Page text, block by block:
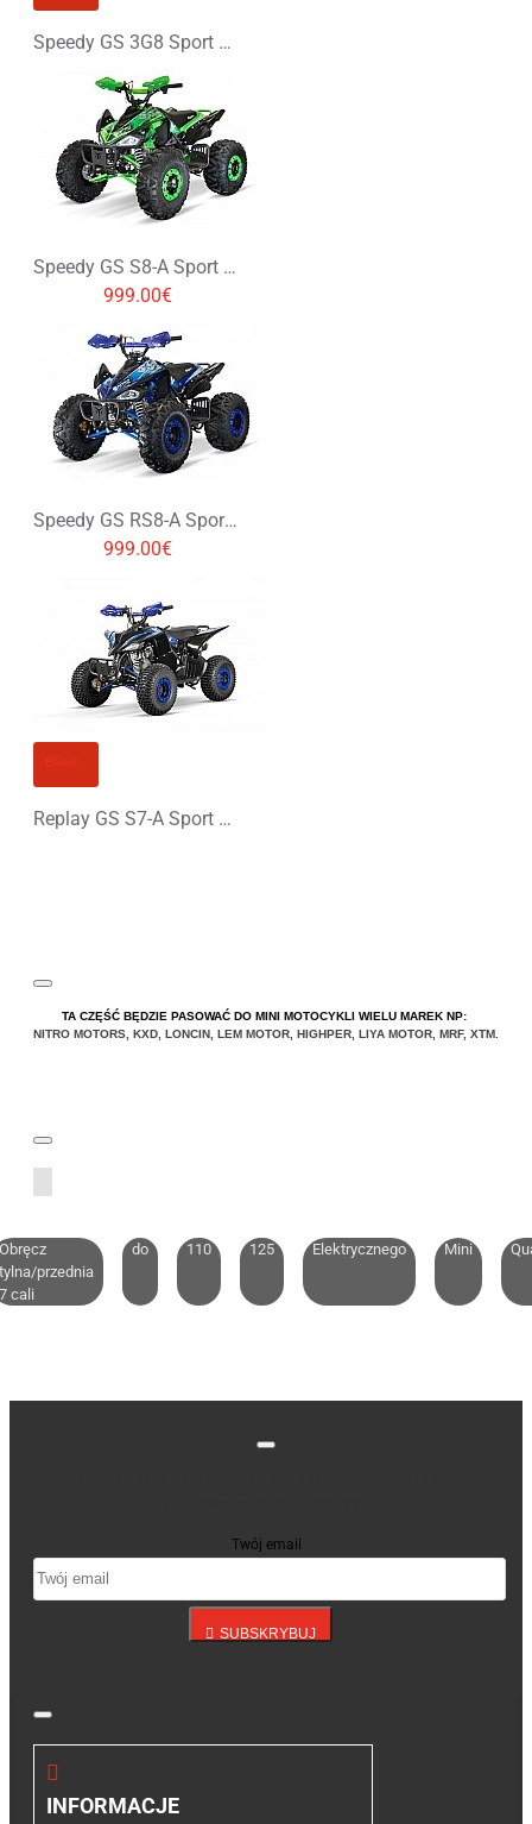
Speedy GS 3G8 Sport 125 Spalinowy Midi Quad
Speedy GS S8-A Sport 125 Spalinowy Midi Quad
999.00€
Speedy GS RS8-A Sport 125 Spalinowy Midi Quad
999.00€
Replay GS S7-A Sport 125 Spalinowy Midi Quad
TA CZĘŚĆ BĘDZIE PASOWAĆ DO MINI MOTOCYKLI WIELU MAREK NP:
NITRO MOTORS KXD LONCIN LEM MOTOR HIGHPER LIYA MOTOR MRF, XTM
Obręcz
tylna/przednia
7 cali
do 110 125 Elektrycznego Mini
Twój email
SUBSKRYBUJ
INFORMACJE